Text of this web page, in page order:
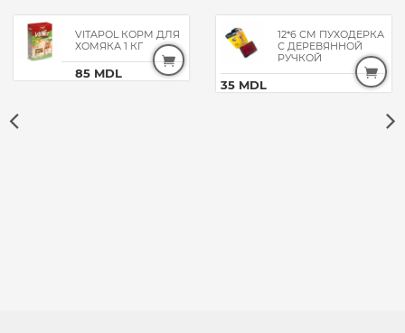
VITAPOL КОРМ ДЛЯ
ХОМЯКА 1 КГ
85 MDL
12*6 CM ПУХОДЕРКА
С ДЕРЕВЯННОЙ
РУЧКОЙ
35 MDL